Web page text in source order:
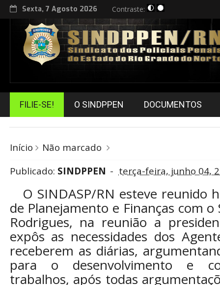
Sexta, 7 Agosto 2026 Contraste:
FILIE-SE! O SINDPPEN DOCUMENTOS
Início
Não marcado
Publicado: SINDPPEN terça-feira, junho 04,
O SINDASP/RN esteve reunido
de Planejamento e Finanças com
Rodrigues, na reunião a
expôs as necessidades dos
receberem as diárias,
para o desenvolvimento e
trabalhos, após todas